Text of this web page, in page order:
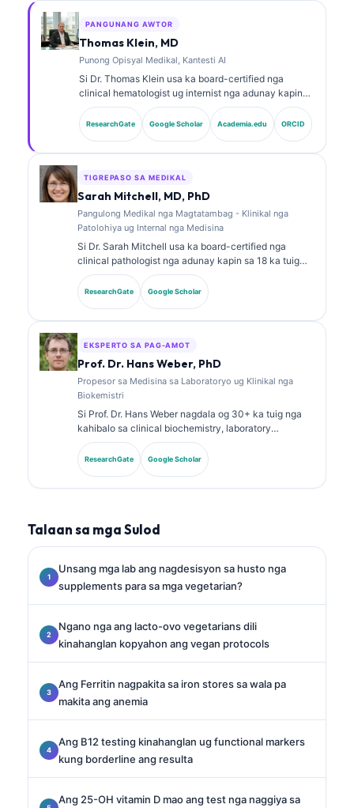
PANGUNANG AWTOR
Thomas Klein, MD
Punong Opisyal Medikal, Kantesti AI
Si Dr. Thomas Klein usa ka board-certified nga
clinical hematologist ug internist nga adunay kapin
sa 15 ka tuig nga kasinatian sa laboratory medicine
ug AI-assisted nga klinikal nga pag-analisa. Isip
Chief Medical Officer sa Kantesti AI, naghatag siya
daghan na’g naathag nga mga publikasyon bahin sa
paghubad sa biomarker ug laboratory diagnostics sa
ResearchGate Google Scholar Academia.edu ORCID
TIGREPASO SA MEDIKAL
Sarah Mitchell, MD, PhD
Pangulong Medikal nga Magtatambag - Klinikal nga
Patolohiya ug Internal nga Medisina
Si Dr. Sarah Mitchell usa ka board-certified nga
clinical pathologist nga adunay kapin sa 18 ka tuig
nga kasinatian sa laboratory medicine ug diagnostic
analysis. Aduna siya’y specialty certifications sa
clinical chemistry ug daghan na’g gipatik nga mga
ResearchGate Google Scholar
EKSPERTO SA PAG-AMOT
Prof. Dr. Hans Weber, PhD
Propesor sa Medisina sa Laboratoryo ug Klinikal nga
Biokemistri
Si Prof. Dr. Hans Weber nagdala og 30+ ka tuig nga
kahibalo sa clinical biochemistry, laboratory
medicine, ug biomarker research. Kanhi nga
Presidente sa German Society for Clinical Chemistry,
siya nag-espesyalisar sa diagnostic panel analysis,
ResearchGate Google Scholar
Talaan sa mga Sulod
Unsang mga lab ang nagdesisyon sa husto nga
supplements para sa mga vegetarian?
Ngano nga ang lacto-ovo vegetarians dili
kinahanglan kopyahon ang vegan protocols
Ang Ferritin nagpakita sa iron stores sa wala pa
makita ang anemia
Ang B12 testing kinahanglan ug functional markers
kung borderline ang resulta
Ang 25-OH vitamin D mao ang test nga naggiya sa